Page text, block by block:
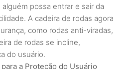
possa entrar e sair da
A cadeira de rodas agora
como rodas anti-viradas,
de rodas se incline,
do usuário.
a Proteção do Usuário